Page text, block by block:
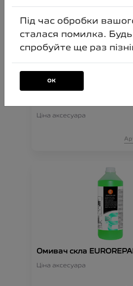
Комплект ланцюгів
Ціна аксесуара
Омивач скла
Ціна аксесуара
Під час обробки
сталася помилка. Будь
спробуйте ще раз
ОК